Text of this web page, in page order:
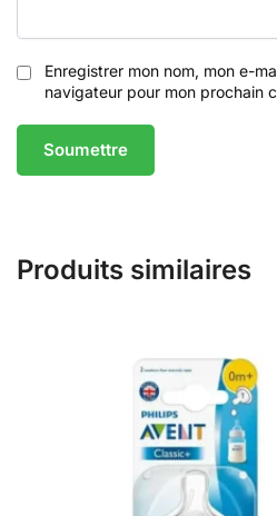
Enregistrer mon nom, mon e-
navigateur pour mon prochain
Produits similaires